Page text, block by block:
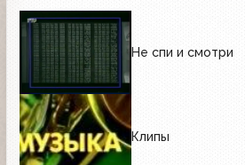
Не спи и смотри
Клипы